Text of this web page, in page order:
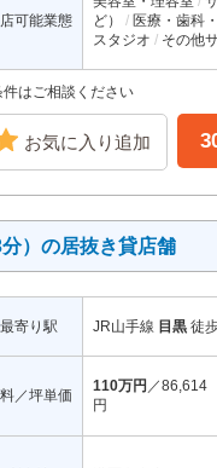
可能業態
ど）
医療・歯科
スタジオ
その他
件はご相談ください
お気に入り追加
）の居抜き貸店舗
最寄り駅 JR山手線 目黒 徒
／坪単価
110万円 ／86,614
円